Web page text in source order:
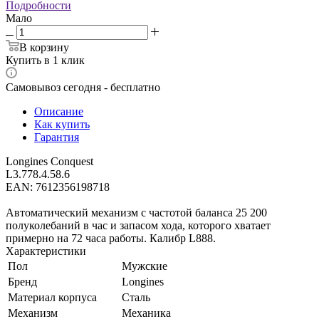
Подробности
Мало
В корзину
Купить в 1 клик
Самовывоз сегодня - бесплатно
Описание
Как купить
Гарантия
Longines Conquest
L3.778.4.58.6
EAN: 7612356198718
Автоматический механизм с частотой баланса 25 200
полуколебаний в час и запасом хода, которого хватает
примерно на 72 часа работы. Калибр L888.
Характеристики
Пол
Мужские
Бренд
Longines
Материал корпуса
Сталь
Механизм
Механика